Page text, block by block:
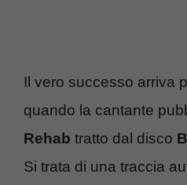
Il vero successo arriva
quando la cantante
Rehab tratto dal disco
Si trata di una traccia